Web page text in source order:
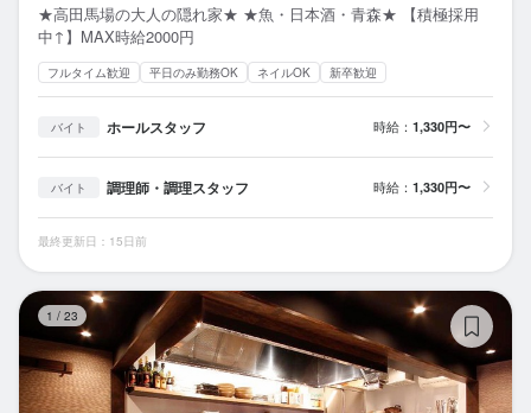
★高田馬場の大人の隠れ家★ ★魚・日本酒・青森★ 【積極採用
中↑】MAX時給2000円
フルタイム歓迎 平日のみ勤務OK ネイルOK 新卒歓迎
バイト ホールスタッフ 時給： 1,330円〜
バイト 調理師・調理スタッフ 時給： 1,330円〜
最終更新日：15日前
1 / 23